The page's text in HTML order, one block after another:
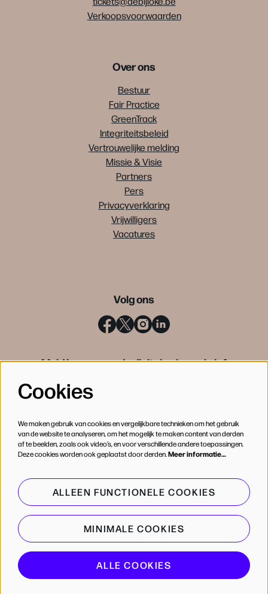
Verkoopsvoorwaarden
Over ons
Bestuur
Fair Practice
GreenTrack
Integriteitsbeleid
Vertrouwelijke melding
Missie & Visie
Partners
Pers
Privacyverklaring
Vrijwilligers
Vacatures
Volg ons
Meld je aan voor de digitale nieuwsbrief
Powered byCultureSuite
Cookies
We maken gebruik van cookies en vergelijkbare technieken om het gebruik
van de website te analyseren, om het mogelijk te maken content van derden
af te beelden, zoals ook video’s, en voor verschillende andere toepassingen.
Deze cookies worden ook geplaatst door derden.Meer informatie…
ALLEEN FUNCTIONELE COOKIES
MINIMALE COOKIES
ALLE COOKIES